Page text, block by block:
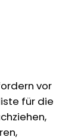
vor
für die